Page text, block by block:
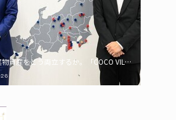
資産をどう両立するか。「COCO VILLA Owners」